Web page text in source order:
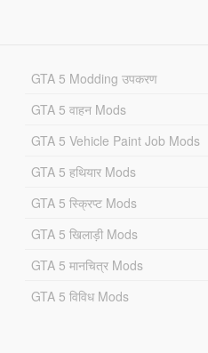
GTA 5 Modding उपकरण
GTA 5 वाहन Mods
GTA 5 Vehicle Paint Job Mods
GTA 5 हथियार Mods
GTA 5 स्क्रिप्ट Mods
GTA 5 खिलाड़ी Mods
GTA 5 मानचित्र Mods
GTA 5 विविध Mods